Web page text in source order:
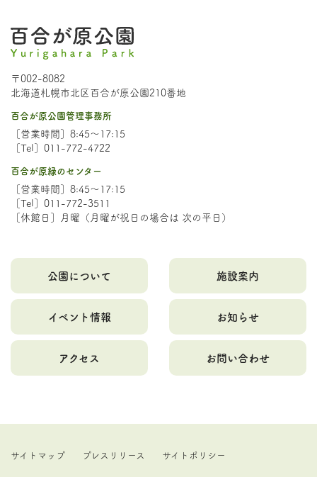
〒002-8082
北海道札幌市北区百合が原公園210番地
百合が原公園管理事務所
［営業時間］8:45～17:15
［Tel］011-772-4722
百合が原緑のセンター
［営業時間］8:45～17:15
［Tel］011-772-3511
［休館日］月曜（月曜が祝日の場合は 次の平日）
公園について 施設案内
イベント情報 お知らせ
アクセス お問い合わせ
サイトマップ プレスリリース サイトポリシー